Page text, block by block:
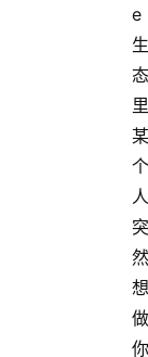
e
生
态
里
某
个
人
突
然
想
做
你